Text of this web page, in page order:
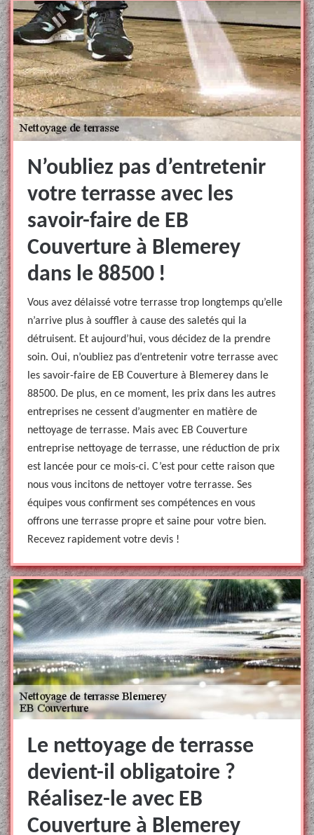
N’oubliez pas d’entretenir
votre terrasse avec les
savoir-faire de EB
Couverture à Blemerey
dans le 88500 !
Vous avez délaissé votre terrasse trop longtemps qu’elle
n’arrive plus à souffler à cause des saletés qui la
détruisent. Et aujourd’hui, vous décidez de la prendre
soin. Oui, n’oubliez pas d’entretenir votre terrasse avec
les savoir-faire de EB Couverture à Blemerey dans le
88500. De plus, en ce moment, les prix dans les autres
entreprises ne cessent d’augmenter en matière de
nettoyage de terrasse. Mais avec EB Couverture
entreprise nettoyage de terrasse, une réduction de prix
est lancée pour ce mois-ci. C’est pour cette raison que
nous vous incitons de nettoyer votre terrasse. Ses
équipes vous confirment ses compétences en vous
offrons une terrasse propre et saine pour votre bien.
Recevez rapidement votre devis !
Le nettoyage de terrasse
devient-il obligatoire ?
Réalisez-le avec EB
Couverture à Blemerey